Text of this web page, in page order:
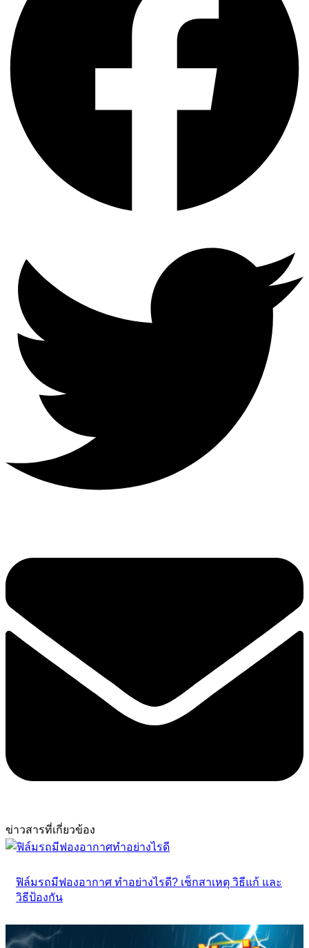
ข่าวสารที่เกี่ยวข้อง
ฟิล์มรถมีฟองอากาศ ทำอย่างไรดี? เช็กสาเหตุ วิธีแก้ และ
วิธีป้องกัน